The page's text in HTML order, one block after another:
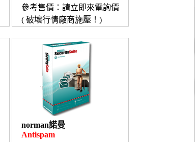
參考售價：請立即來電詢價
( 破壞行情廠商施壓！)
norman諾曼
Antispam